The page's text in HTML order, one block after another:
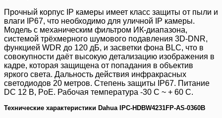
Прочный корпус IP камеры имеет класс защиты от пыли и
влаги IP67, что необходимо для уличной IP камеры.
Модель с механическим фильтром ИК-диапазона,
системой трёхмерного шумового подавления 3D-DNR,
функцией WDR до 120 дБ, и засветки фона BLC, что в
совокупности даёт высокую детализацию изображения в
кадре, которая защищена от попадания в объектив
яркого света. Дальность действия инфракрасных
светодиодов 20 метров. Степень защиты IP67. Питание
DC 12 В, PoЕ. Рабочая температура -30 C ~ + 60 C.
Технические характеристики Dahua IPC-HDBW4231FP-AS-0360B